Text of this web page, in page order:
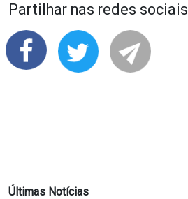
Partilhar nas redes sociais
Últimas Notícias